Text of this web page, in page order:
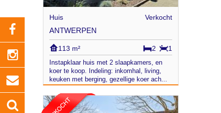
Huis Verkocht
ANTWERPEN
113 m² 1
2
Instapklaar huis met 2 slaapkamers, en
koer te koop. Indeling: inkomhal, living,
keuken met berging, gezellige koer ach...